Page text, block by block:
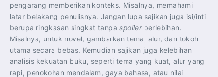
pengarang memberikan konteks. Misalnya, memahami
latar belakang penulisnya. Jangan lupa sajikan juga isi/inti
berupa ringkasan singkat tanpaspoilerberlebihan.
Misalnya, untuk novel, gambarkan tema, alur, dan tokoh
utama secara bebas. Kemudian sajikan juga kelebihan
analisis kekuatan buku, seperti tema yang kuat, alur yang
rapi, penokohan mendalam, gaya bahasa, atau nilai